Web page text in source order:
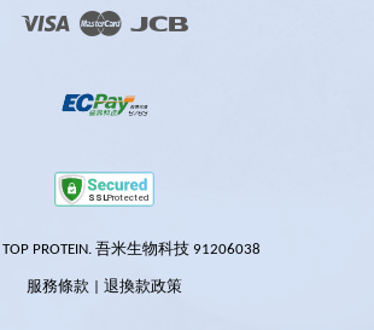
Visa Master
PROTEIN. 吾米生物科技 91206038
服務條款 退換款政策